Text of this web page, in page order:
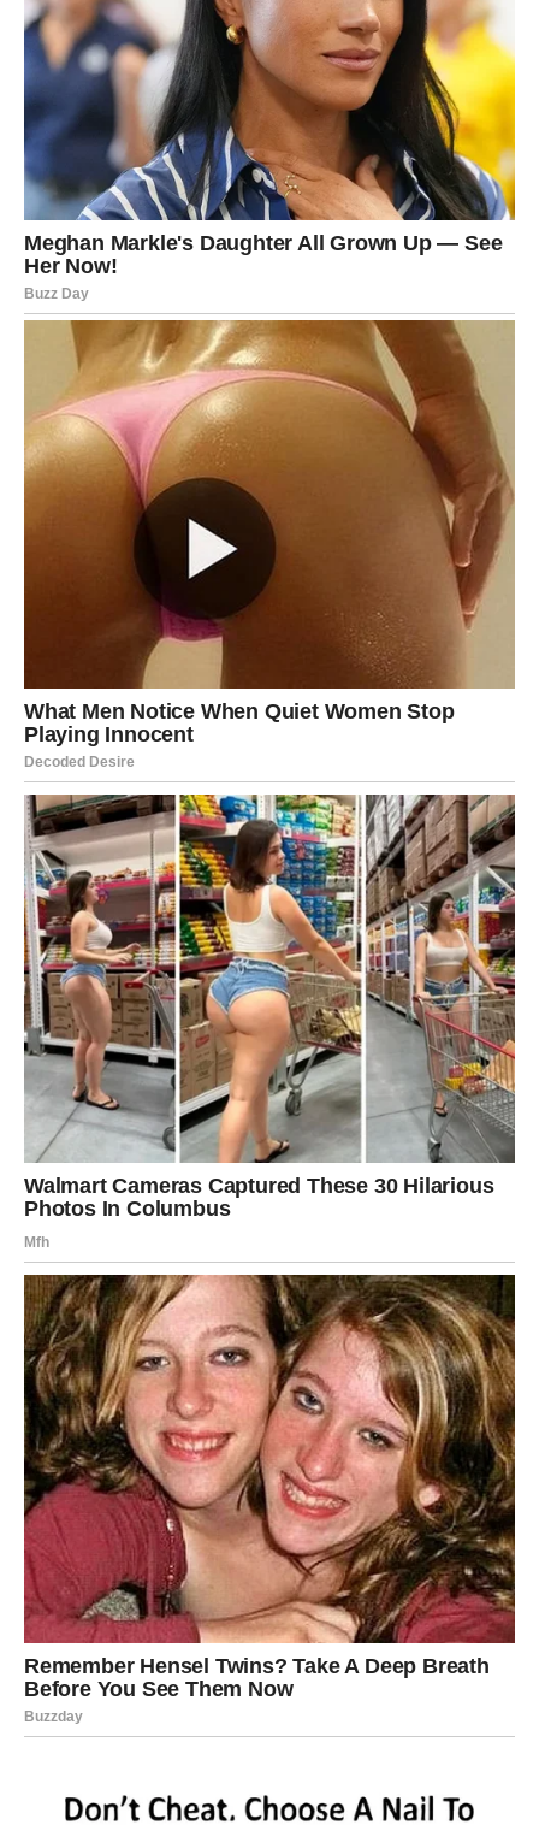
vaš pogled na nekoga.
Treći dan:Osećate emotivnu snagu i spremnost da
krenete dalje bez tereta.
STRELAC
Prvi dan:
planovima.
Drugi dan:
Susret ili razgovor budi optimizam i vraća veru
u budućnost.
Treći dan: Spremni ste da napravite korak napred bez
straha.
JARAC
Fokusirani ste na posao i odgovornosti, ali
emocije traže pažnju.
Moguća je potvrda da se vaš trud isplati – kroz
reči ili dela drugih.
Treći dan:Osećate stabilnost i sigurnost u odluke koje
ste doneli.
VODOLIJA
Prvi dan:Nešto vas iznenađuje i tera da razmišljate
drugačije.
Drugi dan:Razgovor donosi novo razumevanje u
odnosima.
Treći dan:Osećate se slobodnije i sigurnije u svoju
autentičnost.
RIBE
Prvi dan:Pojačana intuicija i emotivna dubina. Obratite
pažnju na snove i znakove.
Drugi dan:
je emotivno zbližavanje.
Treći dan:Osećate mir i veru da se stvari odvijaju kako
treba.